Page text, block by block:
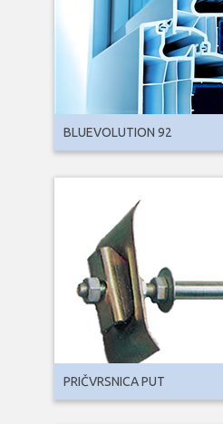
BLUEVOLUTION 92
PRIČVRSNICA PUT